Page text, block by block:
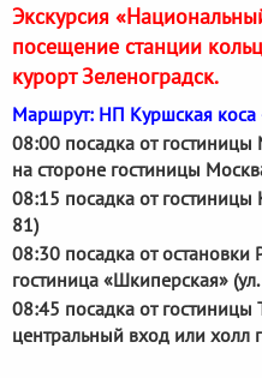
Экскурсия
посещение станции
курорт Зеленоградск.
Маршрут: НП Куршская коса
08:00 посадка от гостиницы
на стороне гостиницы
08:15 посадка от
81)
08:30 посадка от
гостиница «Шкиперская»
08:45 посадка от гостиницы
центральный вход или холл